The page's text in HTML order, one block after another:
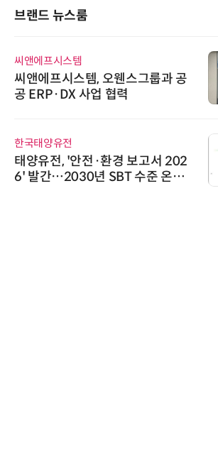
브랜드 뉴스룸
씨앤에프시스템
씨앤에프시스템, 오웬스그룹과 공
공 ERP·DX 사업 협력
한국태양유전
태양유전, '안전·환경 보고서 202
6' 발간…2030년 SBT 수준 온실